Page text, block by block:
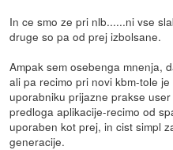
In ce smo ze pri nlb......ni vse
druge so pa od prej izbolsane.
Ampak sem osebenga mnenja,
ali pa recimo pri novi kbm-tole
uporabniku prijazne prakse
predloga aplikacije-recimo od
uporaben kot prej, in cist simpl
generacije.